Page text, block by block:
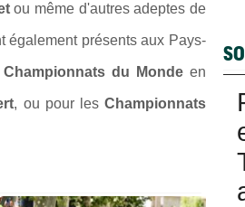
ou même d'autres adeptes de
également présents aux Pays-
Championnats du Monde en
, ou pour lesChampionnats